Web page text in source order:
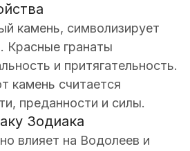
камень, символизирует
Красные гранаты
и притягательность.
камень считается
преданности и силы.
Зодиака
влияет на Водолеев и